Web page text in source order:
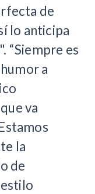
de
lo anticipa
“Siempre es
a
va
la
de